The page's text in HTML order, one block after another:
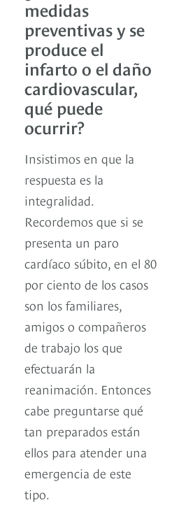
medidas
preventivas y se
produce el
infarto o el daño
cardiovascular,
qué puede
ocurrir?
Insistimos en que la
respuesta es la
integralidad.
Recordemos que si se
presenta un paro
cardíaco súbito, en el 80
por ciento de los casos
son los familiares,
amigos o compañeros
de trabajo los que
efectuarán la
reanimación. Entonces
cabe preguntarse qué
tan preparados están
ellos para atender una
emergencia de este
tipo.